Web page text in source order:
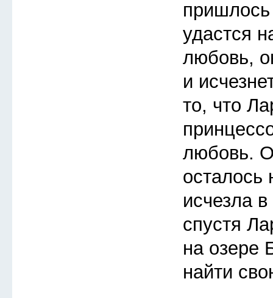
удастся
любовь,
и
то, что
любовь.
осталось
исчезла
спустя
на озере
найти